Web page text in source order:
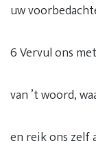
uw
6 Vervul ons
van ’t woord,